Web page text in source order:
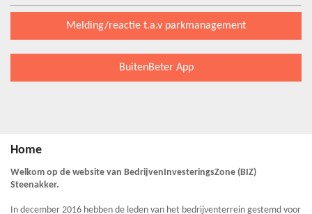
Melding/reactie t.a.v parkmanagement
BuitenBeter App
Home
Welkom op de website van BedrijvenInvesteringsZone (BIZ)
Steenakker.
In december 2016 hebben de leden van het bedrijventerrein gestemd voor